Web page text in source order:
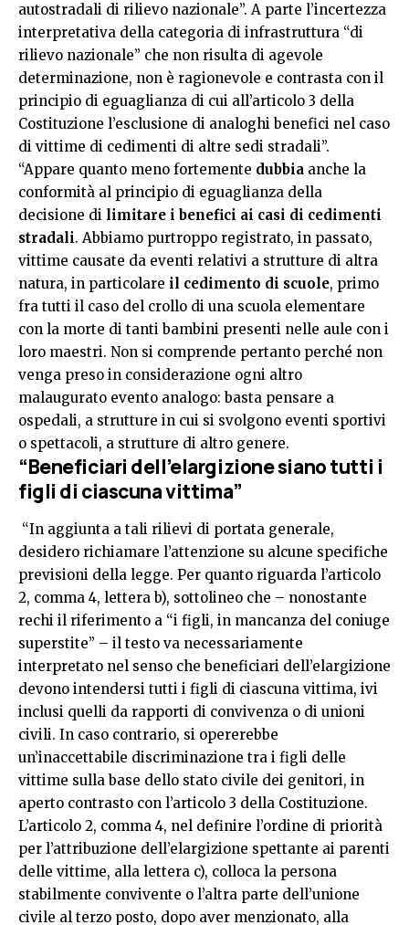
autostradali di rilievo nazionale”. A parte l’incertezza
interpretativa della categoria di infrastruttura “di
rilievo nazionale” che non risulta di agevole
determinazione, non è ragionevole e contrasta con il
principio di eguaglianza di cui all’articolo 3 della
Costituzione l’esclusione di analoghi benefici nel caso
di vittime di cedimenti di altre sedi stradali”.
“Appare quanto meno fortemente dubbia anche la
conformità al principio di eguaglianza della
decisione di limitare i benefici ai casi di cedimenti
stradali. Abbiamo purtroppo registrato, in passato,
vittime causate da eventi relativi a strutture di altra
natura, in particolare il cedimento di scuole, primo
fra tutti il caso del crollo di una scuola elementare
con la morte di tanti bambini presenti nelle aule con i
loro maestri. Non si comprende pertanto perché non
venga preso in considerazione ogni altro
malaugurato evento analogo: basta pensare a
ospedali, a strutture in cui si svolgono eventi sportivi
o spettacoli, a strutture di altro genere.
“Beneficiari dell’elargizione siano tutti i
figli di ciascuna vittima”
“In aggiunta a tali rilievi di portata generale,
desidero richiamare l’attenzione su alcune specifiche
previsioni della legge. Per quanto riguarda l’articolo
2, comma 4, lettera b), sottolineo che – nonostante
rechi il riferimento a “i figli, in mancanza del coniuge
superstite” – il testo va necessariamente
interpretato nel senso che beneficiari dell’elargizione
devono intendersi tutti i figli di ciascuna vittima, ivi
inclusi quelli da rapporti di convivenza o di unioni
civili. In caso contrario, si opererebbe
un’inaccettabile discriminazione tra i figli delle
vittime sulla base dello stato civile dei genitori, in
aperto contrasto con l’articolo 3 della Costituzione.
L’articolo 2, comma 4, nel definire l’ordine di priorità
per l’attribuzione dell’elargizione spettante ai parenti
delle vittime, alla lettera c), colloca la persona
stabilmente convivente o l’altra parte dell’unione
civile al terzo posto, dopo aver menzionato, alla